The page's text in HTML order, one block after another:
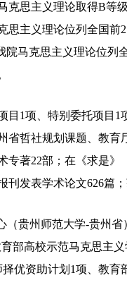
克思主义理论取得B等
主义理论位列全国前
马克思主义理论位列
目1项、特别委托项目
哲社规划课题、教育
著22部；在《求是》
发表学术论文626篇
（贵州师范大学-贵州
部高校示范马克思主
优资助计划1项、教育